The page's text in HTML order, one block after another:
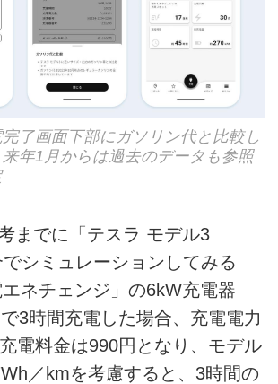
了画面下部にガソリン代と比較し
年1月からは過去のデータも参照
までに「テスラ モデル3
シミュレーションしてみる
ネチェンジ」の6kW充電器
で3時間充電した場合、充電電力
電料金は990円となり、モデル
／kmを考慮すると、3時間の